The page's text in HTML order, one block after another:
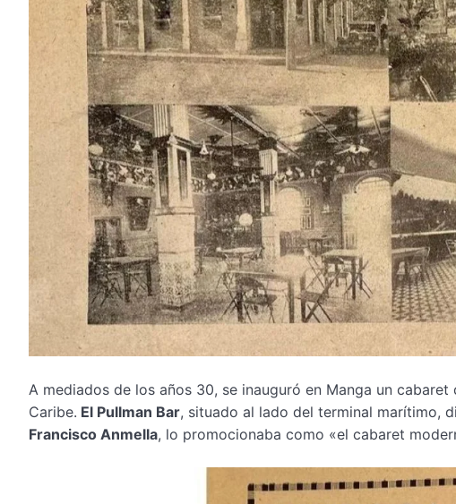
A mediados de los años 30, se inauguró en Manga un
Caribe. El Pullman Bar, situado al lado del terminal marítimo,
Francisco Anmella, lo promocionaba como «el cabaret